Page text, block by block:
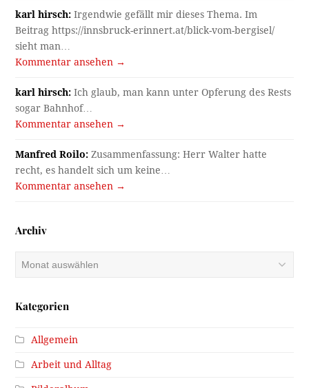
karl hirsch: Irgendwie gefällt mir dieses Thema. Im
Beitrag https://innsbruck-erinnert.at/blick-vom-bergisel/
sieht man…
Kommentar ansehen →
karl hirsch: Ich glaub, man kann unter Opferung des Rests
sogar Bahnhof…
Kommentar ansehen →
Manfred Roilo: Zusammenfassung: Herr Walter hatte
recht, es handelt sich um keine…
Kommentar ansehen →
Archiv
Archiv
Kategorien
Allgemein
Arbeit und Alltag